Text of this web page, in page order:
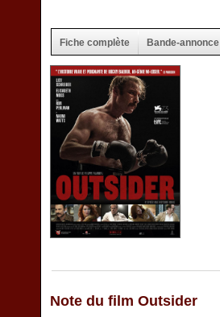
Fiche complète Bande-annonce
Note du film Outsider